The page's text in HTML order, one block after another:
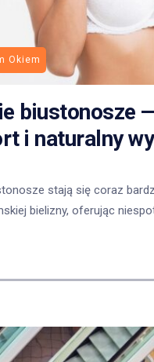
Okiem
biustonosze
i naturalny
stają się coraz
bielizny, oferując